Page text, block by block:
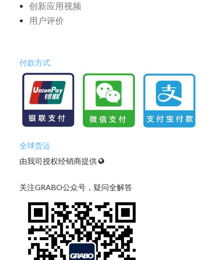
创新应用视频
用户评价
付款方式
全球货运
由我司授权经销商提供
关注GRABO公众号，疑问全解答